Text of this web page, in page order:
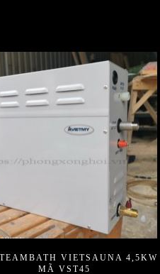
VIETSAUNA 4,5KW_
MÃ VST45